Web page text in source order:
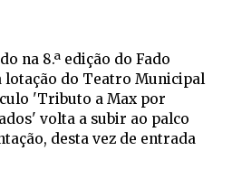
na 8.ª edição do Fado
lotação do Teatro Municipal
'Tributo a Max por
volta a subir ao palco
desta vez de entrada